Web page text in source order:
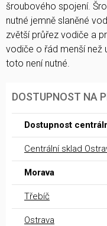
šroubového spojení.
nutné jemně slaněné
zvětší průřez vodiče a
vodiče o řád menší než
toto není nutné.
DOSTUPNOST NA
Dostupnost
Centrální sklad
Morava
Třebíč
Ostrava